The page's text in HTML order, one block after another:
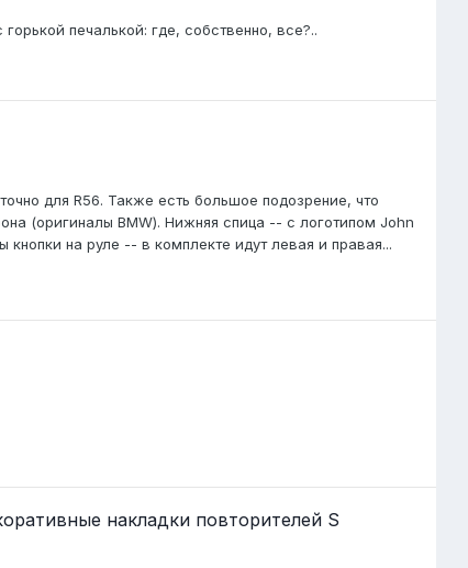
печалькой: где, собственно, все?..
для R56. Также есть большое подозрение, что
(оригиналы BMW). Нижняя спица -- с логотипом John
на руле -- в комплекте идут левая и правая...
накладки повторителей S